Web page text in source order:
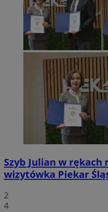
Szyb Julian w rękach
wizytówka Piekar
2
4